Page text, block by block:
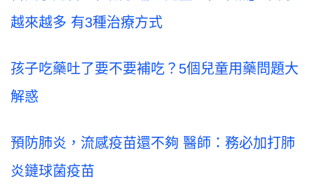
越來越多 有3種治療方式
孩子吃藥吐了要不要補吃？5個兒童用藥問題大
解惑
預防肺炎，流感疫苗還不夠 醫師：務必加打肺
炎鏈球菌疫苗